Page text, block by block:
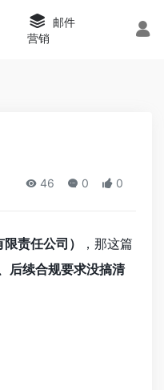
邮件
营销
46 0 0
责任公司）
，那这篇
后续合规要求没搞清